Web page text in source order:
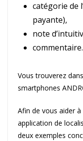
catégorie de
payante),
note
commentaire.
Vous trouverez
smartphones
Afin de vous aider
application de
deux exemples